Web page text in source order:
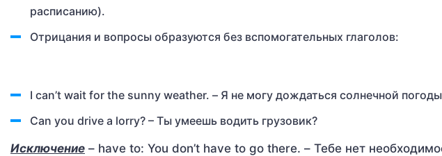
расписанию).
Отрицания и вопросы образуются без вспомогательных глаголов:
I can’t wait for the sunny weather. – Я не могу дождаться солнечной
Can you drive a lorry? – Ты умеешь водить грузовик?
Исключение – have to: You don’t have to go there. – Тебе нет